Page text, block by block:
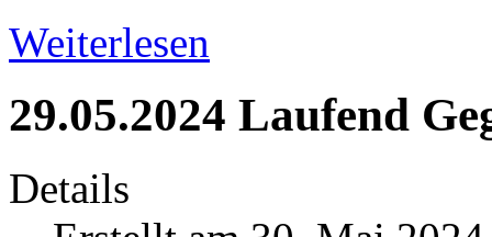
Weiterlesen
29.05.2024 Laufend
Details